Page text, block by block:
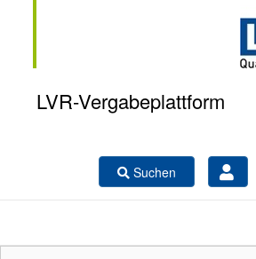
LVR-Vergabeplattform
Suchen Kontrast ein